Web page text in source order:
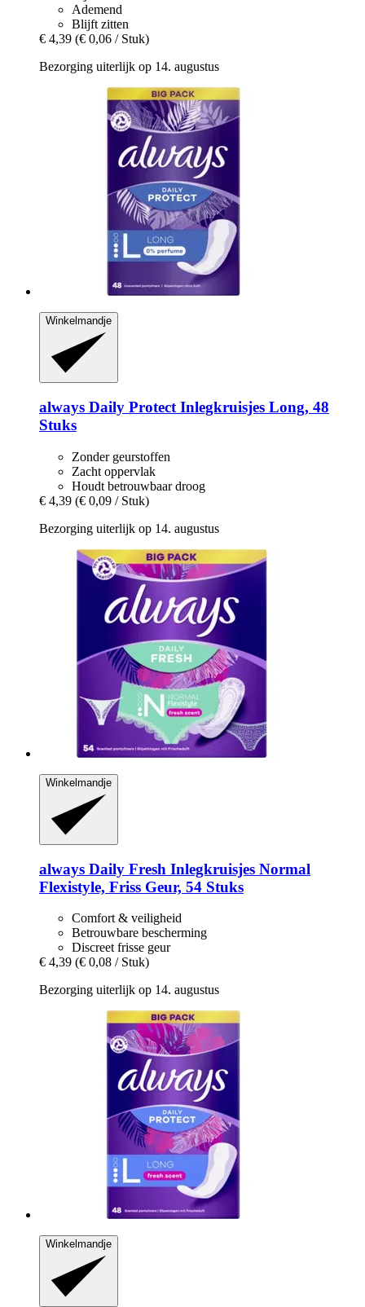
Ademend
Blijft zitten
€ 4,39 (€ 0,06 / Stuk)
Bezorging uiterlijk op 14. augustus
Winkelmandje
always Daily Protect Inlegkruisjes Long, 48
Stuks
Zonder geurstoffen
Zacht oppervlak
Houdt betrouwbaar droog
€ 4,39 (€ 0,09 / Stuk)
Bezorging uiterlijk op 14. augustus
Winkelmandje
always Daily Fresh Inlegkruisjes Normal
Flexistyle, Friss Geur, 54 Stuks
Comfort & veiligheid
Betrouwbare bescherming
Discreet frisse geur
€ 4,39 (€ 0,08 / Stuk)
Bezorging uiterlijk op 14. augustus
Winkelmandje